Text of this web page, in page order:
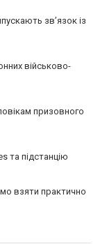
зв’язок із
військово-
призовного
та підстанцію
взяти практично